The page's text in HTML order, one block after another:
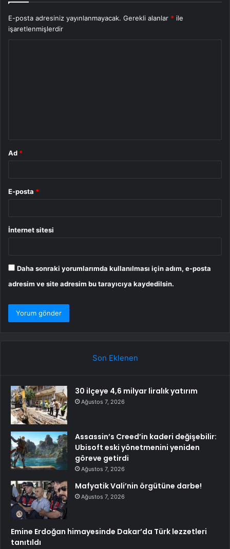
E-posta adresiniz yayınlanmayacak. Gerekli alanlar * ile
işaretlenmişlerdir
Ad *
E-posta *
İnternet sitesi
Daha sonraki yorumlarımda kullanılması için adım, e-posta
adresim ve site adresim bu tarayıcıya kaydedilsin.
Son Eklenen
30 ilçeye 4,6 milyar liralık yatırım
Ağustos 7, 2026
Assassin’s Creed’in kaderi değişebilir:
Ubisoft eski yönetmenini yeniden
göreve getirdi
Ağustos 7, 2026
Mafyatik Vali’nin örgütüne darbe!
Ağustos 7, 2026
Emine Erdoğan himayesinde Dakar’da Türk lezzetleri
tanıtıldı